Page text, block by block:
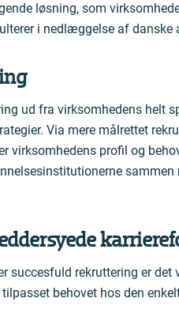
løsning, som
i nedlæggelse af danske
ud fra virksomhedens helt
Via mere målrettet
virksomhedens profil og
succesfuld rekruttering er
behovet hos den